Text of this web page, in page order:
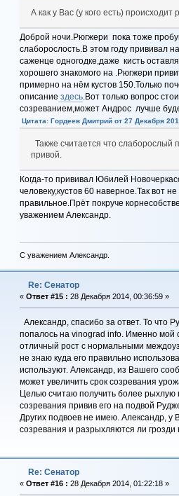
А как у Вас (у кого есть)
Доброй ночи.Рюгжери пока тоже
слаборослость.В этом году прививал
саженце одногодке,даже кисть
хорошего знакомого на .Рюгжери
примерно на нём кустов 150.Только
описание здесь.Вот только вопрос
созреванием,может Андрос
Цитата: Гордеев Дмитрий от 27 Декабря
Также считается что
привой.
Когда-то прививал Юбилей
человеку,кустов 60 наверное.Так вот
правильное.Прёт покруче
уважением Александр.
С уважением Александр.
Re: Сенатор
« Ответ #15 : 28 Декабря 2014, 00:36:59 »
Александр, спасибо за ответ. То что
попалось на vinograd info. Именно мой
отличный рост с нормальными
не знаю куда его правильно
используют. Александр, из Вашего
может увеличить срок созревания
Целью считаю получить более рыхлую
созревания привив его на подвой
Других подвоев не имею. Александр, у
созревания и разрыхляются ли
Re: Сенатор
« Ответ #16 : 28 Декабря 2014, 01:22:18 »